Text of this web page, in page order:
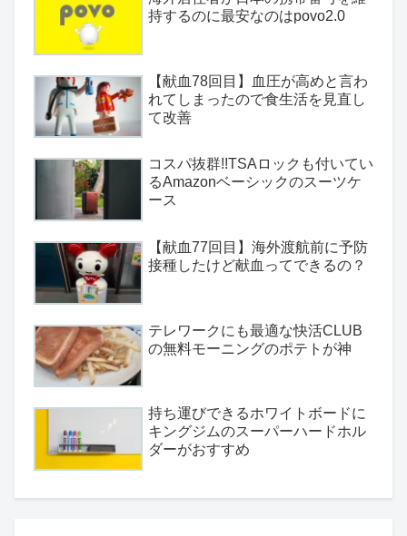
持するのに最安なのはpovo2.0
【献血78回目】血圧が高めと言わ
れてしまったので食生活を見直し
て改善
コスパ抜群!!TSAロックも付いてい
るAmazonベーシックのスーツケ
ース
【献血77回目】海外渡航前に予防
接種したけど献血ってできるの？
テレワークにも最適な快活CLUB
の無料モーニングのポテトが神
持ち運びできるホワイトボードに
キングジムのスーパーハードホル
ダーがおすすめ